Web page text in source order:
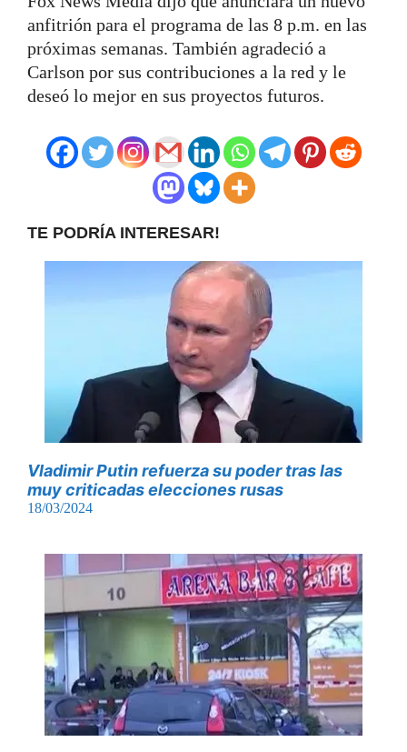
anfitrión para el programa de las 8 p.m. en las
próximas semanas. También agradeció a
Carlson por sus contribuciones a la red y le
deseó lo mejor en sus proyectos futuros.
TE PODRÍA INTERESAR!
Vladimir Putin refuerza su poder tras las
muy criticadas elecciones rusas
18/03/2024